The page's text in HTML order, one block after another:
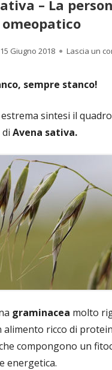
– La
Pubblicato
15 Giugno 2018 Lascia un
sempre stanco!
sintesi il
Avena sativa.
graminacea molto
alimento ricco di
compongono un
energetica.